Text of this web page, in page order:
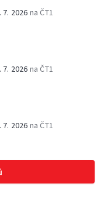
7. 2026 na ČT1
7. 2026 na ČT1
7. 2026 na ČT1